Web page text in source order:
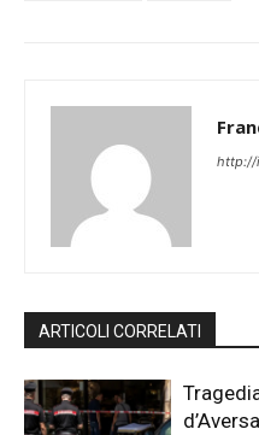
http://
ARTICOLI CORRELATI